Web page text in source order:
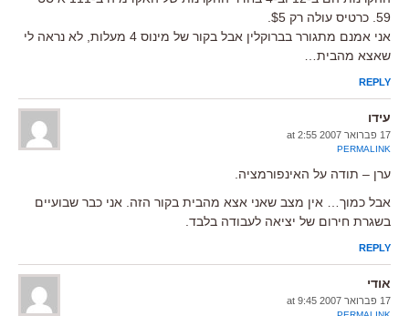
59. כרטיס עולה רק $5.
אני אמנם מתגורר בברוקלין אבל בקור של מינוס 4 מעלות, לא נראה לי
שאצא מהבית…
REPLY
עידו
17 פברואר 2007 at 2:55
PERMALINK
ערן – תודה על האינפורמציה.
אבל כמוך… אין מצב שאני אצא מהבית בקור הזה. אני כבר שבועיים
בשגרת חירום של יציאה לעבודה בלבד.
REPLY
אודי
17 פברואר 2007 at 9:45